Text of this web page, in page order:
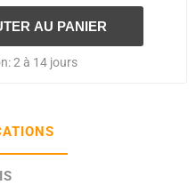
2 à 14 jours